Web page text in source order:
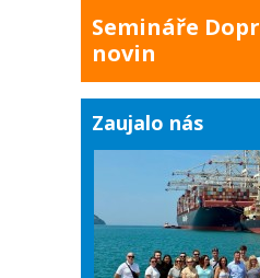
Semináře
novin
Zaujalo nás